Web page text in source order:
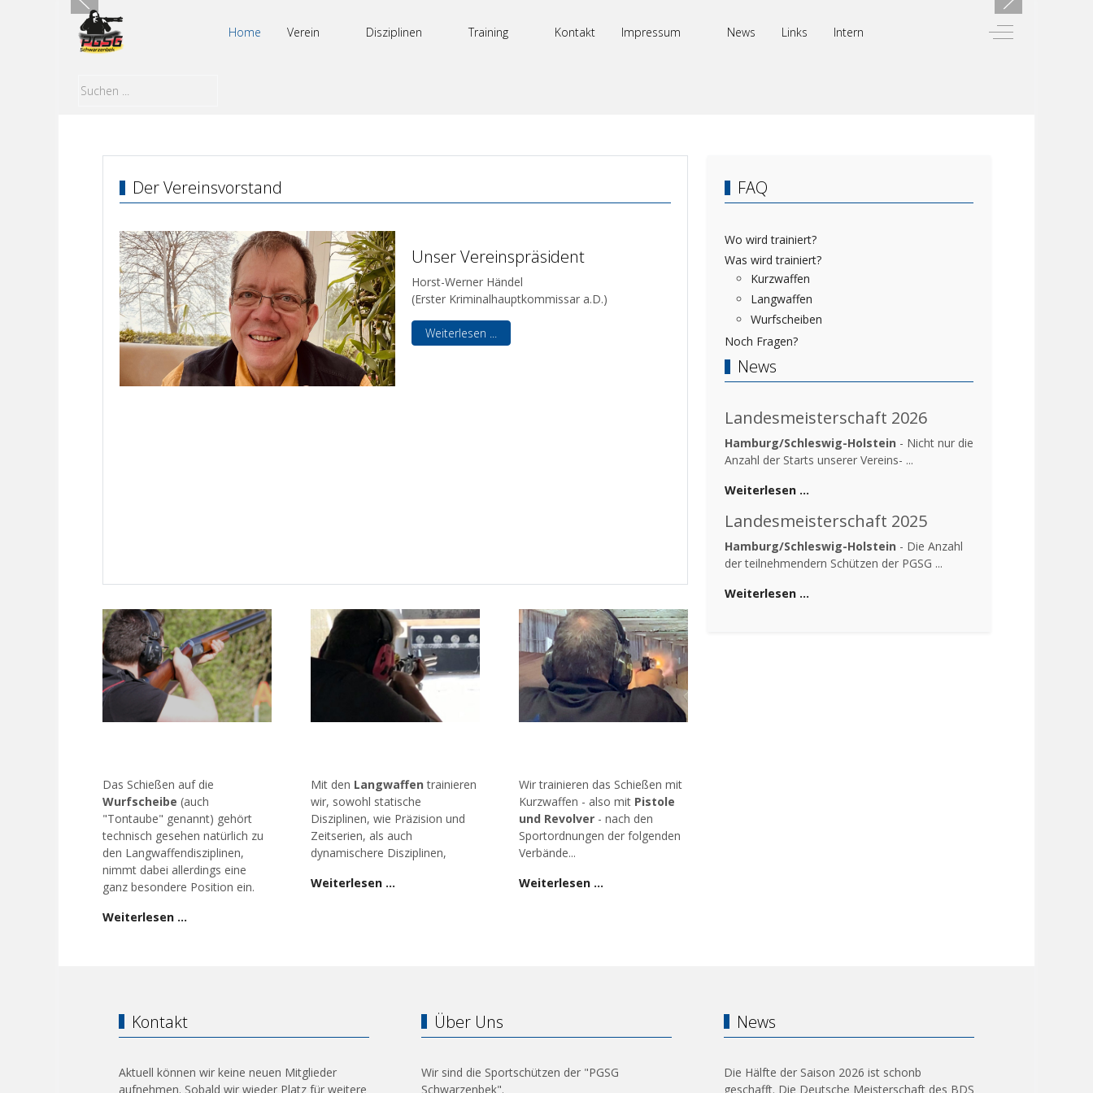
Home Verein Disziplinen Training Kontakt Impressum News Links Intern Off-Canvas
Der Vereinsvorstand
Unser Vereinspräsident
Horst-Werner Händel
(Erster Kriminalhauptkommissar a.D.)
Weiterlesen ...
Das Schießen auf die
Wurfscheibe (auch
"Tontaube" genannt) gehört
technisch gesehen natürlich zu
den Langwaffendisziplinen,
nimmt dabei allerdings eine
ganz besondere Position ein.
Weiterlesen …
Mit den Langwaffen trainieren
wir, sowohl statische
Disziplinen, wie Präzision und
Zeitserien, als auch
dynamischere Disziplinen,
Weiterlesen …
Wir trainieren das Schießen mit
Kurzwaffen - also mit Pistole
und Revolver - nach den
Sportordnungen der folgenden
Verbände...
Weiterlesen …
FAQ
Wo wird trainiert?
Was wird trainiert?
Kurzwaffen
Langwaffen
Wurfscheiben
Noch Fragen?
News
Landesmeisterschaft 2026
Hamburg/Schleswig-Holstein - Nicht nur die
Anzahl der Starts unserer Vereins- ...
Weiterlesen …
Landesmeisterschaft 2025
Hamburg/Schleswig-Holstein - Die Anzahl
der teilnehmendern Schützen der PGSG ...
Weiterlesen …
Kontakt
Aktuell können wir keine neuen Mitglieder
aufnehmen. Sobald wir wieder Platz für weitere
Über Uns
Wir sind die Sportschützen der "PGSG
Schwarzenbek".
News
Die Hälfte der Saison 2026 ist schonb
geschafft. Die Deutsche Meisterschaft des BDS